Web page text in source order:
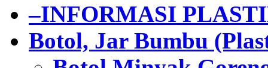
–INFORMASI
Botol, Jar Bumbu